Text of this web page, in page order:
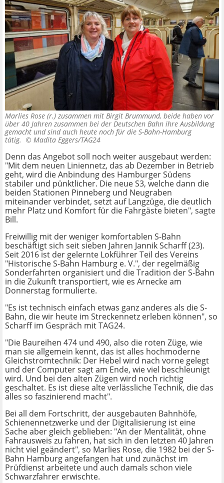
Marlies Rose (r.) zusammen mit Birgit Brummund, beide haben vor
über 40 Jahren zusammen bei der Deutschen Bahn ihre Ausbildung
gemacht und sind auch heute noch für die S-Bahn-Hamburg
tätig. © Madita Eggers/TAG24
Denn das Angebot soll noch weiter ausgebaut werden:
"Mit dem neuen Liniennetz, das ab Dezember in Betrieb
geht, wird die Anbindung des Hamburger Südens
stabiler und pünktlicher. Die neue S3, welche dann die
beiden Stationen Pinneberg und Neugraben
miteinander verbindet, setzt auf Langzüge, die deutlich
mehr Platz und Komfort für die Fahrgäste bieten", sagte
Bill.
Freiwillig mit der weniger komfortablen S-Bahn
beschäftigt sich seit sieben Jahren Jannik Scharff (23).
Seit 2016 ist der gelernte Lokführer Teil des Vereins
"Historische S-Bahn Hamburg e. V.", der regelmäßig
Sonderfahrten organisiert und die Tradition der S-Bahn
in die Zukunft transportiert, wie es Arnecke am
Donnerstag formulierte.
"Es ist technisch einfach etwas ganz anderes als die S-
Bahn, die wir heute im Streckennetz erleben können", so
Scharff im Gespräch mit TAG24.
"Die Baureihen 474 und 490, also die roten Züge, wie
man sie allgemein kennt, das ist alles hochmoderne
Gleichstromtechnik: Der Hebel wird nach vorne gelegt
und der Computer sagt am Ende, wie viel beschleunigt
wird. Und bei den alten Zügen wird noch richtig
geschaltet. Es ist diese alte verlässliche Technik, die das
alles so faszinierend macht".
Bei all dem Fortschritt, der ausgebauten Bahnhöfe,
Schienennetzwerke und der Digitalisierung ist eine
Sache aber gleich geblieben: "An der Mentalität, ohne
Fahrausweis zu fahren, hat sich in den letzten 40 Jahren
nicht viel geändert", so Marlies Rose, die 1982 bei der S-
Bahn Hamburg angefangen hat und zunächst im
Prüfdienst arbeitete und auch damals schon viele
Schwarzfahrer erwischte.